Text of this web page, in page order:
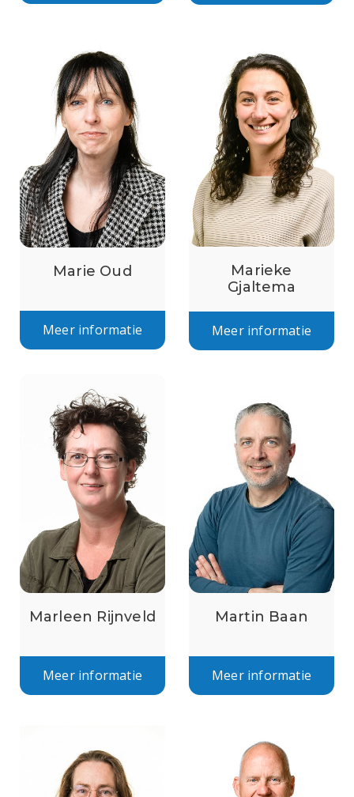
Marie Oud
Meer informatie
Marieke
Gjaltema
Meer informatie
Marleen Rijnveld
Meer informatie
Martin Baan
Meer informatie